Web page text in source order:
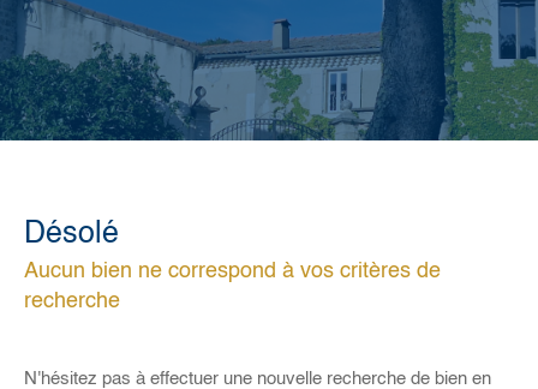
Désolé
Aucun bien ne correspond à vos critères de
recherche
N'hésitez pas à effectuer une nouvelle recherche de bien en